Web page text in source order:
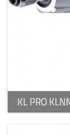
KL PRO